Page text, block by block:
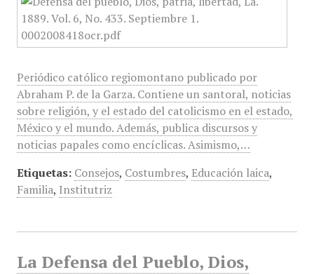
Periódico católico regiomontano publicado por
Abraham P. de la Garza. Contiene un santoral, noticias
sobre religión, y el estado del catolicismo en el estado,
México y el mundo. Además, publica discursos y
noticias papales como encíclicas. Asimismo,…
Etiquetas: Consejos, Costumbres, Educación laica,
Familia, Institutriz
La Defensa del Pueblo, Dios,